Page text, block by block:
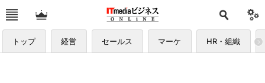
トップ 経営 セールス マーケ HR・組織